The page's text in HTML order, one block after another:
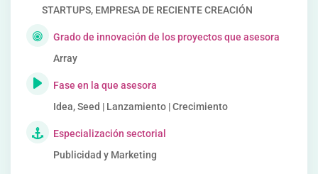
STARTUPS, EMPRESA DE RECIENTE CREACIÓN
Grado de innovación de los proyectos que asesora
Array
Fase en la que asesora
Idea, Seed | Lanzamiento | Crecimiento
Especialización sectorial
Publicidad y Marketing